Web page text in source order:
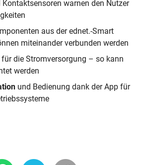
Kontaktsensoren warnen den Nutzer
aus der ednet.-Smart
miteinander verbunden werden
die Stromversorgung – so kann
werden
und Bedienung dank der App für